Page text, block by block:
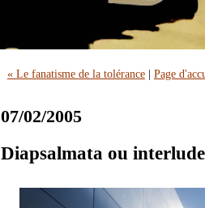
« Le fanatisme de la tolérance| Page
07/02/2005
Diapsalmata ou